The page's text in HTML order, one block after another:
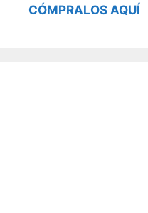
CÓMPRALOS AQUÍ